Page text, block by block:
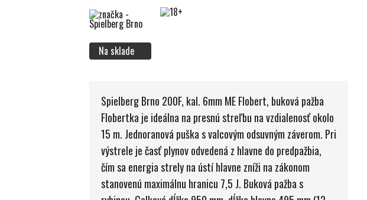
Na sklade
Spielberg Brno 200F, kal. 6mm ME Flobert, buková pažba
Flobertka je ideálna na presnú streľbu na vzdialenosť okolo
15 m. Jednoranová puška s valcovým odsuvným záverom. Pri
výstrele je časť plynov odvedená z hlavne do predpažbia,
čím sa energia strely na ústí hlavne zníži na zákonom
stanovenú maximálnu hranicu 7,5 J. Buková pažba s